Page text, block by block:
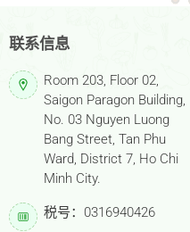
联系信息
Room 203, Floor 02,
Saigon Paragon Building,
No. 03 Nguyen Luong
Bang Street, Tan Phu
Ward, District 7, Ho Chi
Minh City.
税号：0316940426